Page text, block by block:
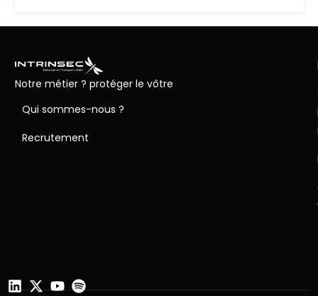
Notre métier ? protéger le vôtre
Qui sommes-nous ?
Recrutement